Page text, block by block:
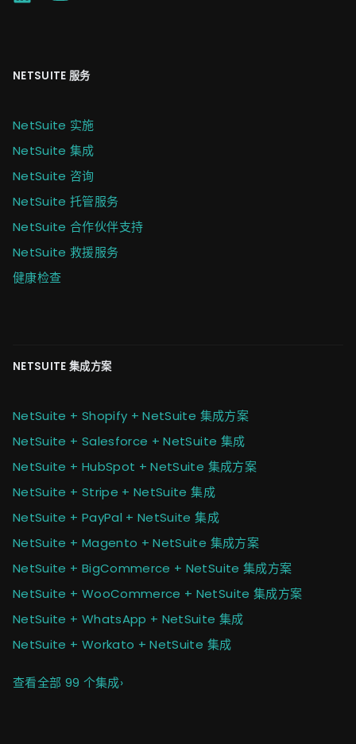
NETSUITE 服务
NetSuite 实施
NetSuite 集成
NetSuite 咨询
NetSuite 托管服务
NetSuite 合作伙伴支持
NetSuite 救援服务
健康检查
NETSUITE 集成方案
NetSuite + Shopify + NetSuite 集成方案
NetSuite + Salesforce + NetSuite 集成
NetSuite + HubSpot + NetSuite 集成方案
NetSuite + Stripe + NetSuite 集成
NetSuite + PayPal + NetSuite 集成
NetSuite + Magento + NetSuite 集成方案
NetSuite + BigCommerce + NetSuite 集成方案
NetSuite + WooCommerce + NetSuite 集成方案
NetSuite + WhatsApp + NetSuite 集成
NetSuite + Workato + NetSuite 集成
查看全部 99 个集成›